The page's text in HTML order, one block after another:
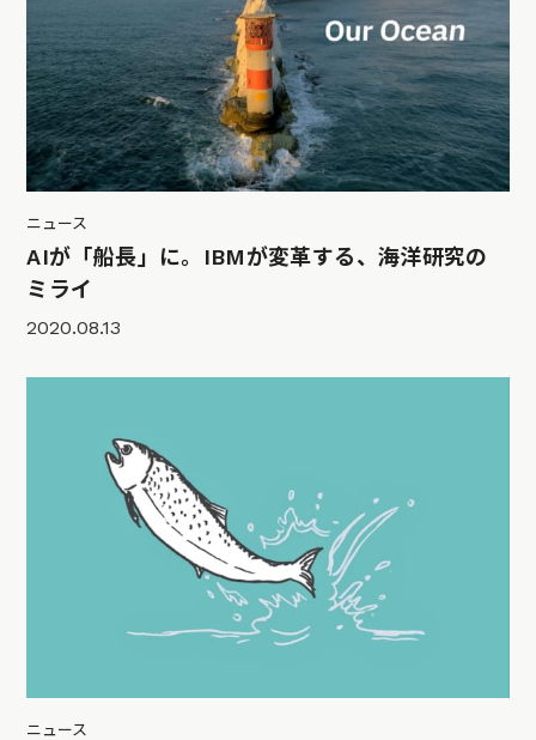
ニュース
AIが「船長」に。IBMが変革する、海洋研究の
ミライ
2020.08.13
ニュース